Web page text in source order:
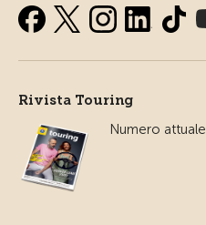
Rivista Touring
Numero attuale